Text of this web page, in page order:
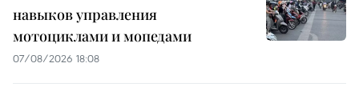
навыков управления
мотоциклами и мопедами
07/08/2026 18:08